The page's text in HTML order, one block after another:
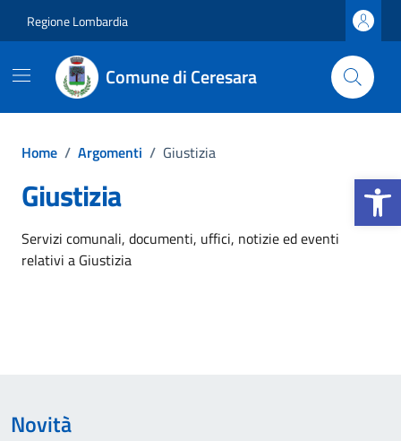
Apri la
Regione Lombardia
Comune di Ceresara
Home / Argomenti / Giustizia
Giustizia
Dettagli dell'argomento
Servizi comunali, documenti, uffici, notizie ed eventi
relativi a Giustizia
Novità